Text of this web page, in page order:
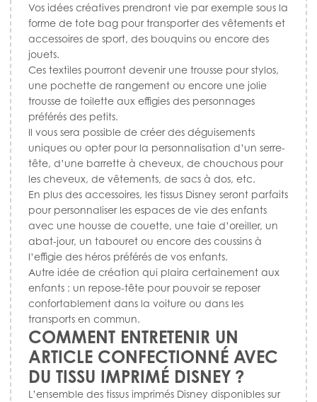
Vos idées créatives prendront vie par exemple sous la
forme de tote bag pour transporter des vêtements et
accessoires de sport, des bouquins ou encore des
jouets.
Ces textiles pourront devenir une trousse pour stylos,
une pochette de rangement ou encore une jolie
trousse de toilette aux effigies des personnages
préférés des petits.
Il vous sera possible de créer des déguisements
uniques ou opter pour la personnalisation d’un serre-
tête, d’une barrette à cheveux, de chouchous pour
les cheveux, de vêtements, de sacs à dos, etc.
En plus des accessoires, les tissus Disney seront parfaits
pour personnaliser les espaces de vie des enfants
avec une housse de couette, une taie d’oreiller, un
abat-jour, un tabouret ou encore des coussins à
l’effigie des héros préférés de vos enfants.
Autre idée de création qui plaira certainement aux
enfants : un repose-tête pour pouvoir se reposer
confortablement dans la voiture ou dans les
transports en commun.
COMMENT ENTRETENIR UN
ARTICLE CONFECTIONNÉ AVEC
DU TISSU IMPRIMÉ DISNEY ?
L’ensemble des tissus imprimés Disney disponibles sur